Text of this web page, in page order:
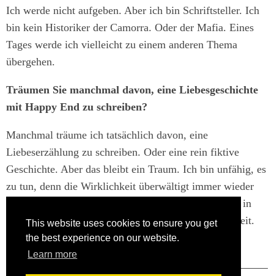
This website uses cookies to ensure you get
the best experience on our website.
Learn more
Ich werde nicht aufgeben. Aber ich bin Schriftsteller. Ich
bin kein Historiker der Camorra. Oder der Mafia. Eines
Tages werde ich vielleicht zu einem anderen Thema
übergehen.
Träumen Sie manchmal davon, eine Liebesgeschichte
mit Happy End zu schreiben?
Manchmal träume ich tatsächlich davon, eine
Liebeserzählung zu schreiben. Oder eine rein fiktive
Geschichte. Aber das bleibt ein Traum. Ich bin unfähig, es
zu tun, denn die Wirklichkeit überwältigt immer wieder
die Fiktion. Deshalb werde ich immer weitermachen in
diesem Bastard-Genre - halb Fiktion, halb Wirklichkeit.
(Vollständiges Interview auf stern.de)